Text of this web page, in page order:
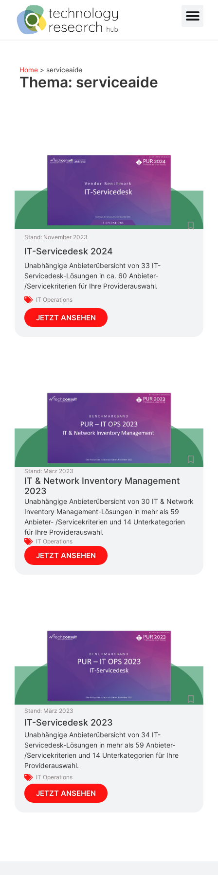
Home > serviceaide
Thema: serviceaide
Stand: November 2023
IT-Servicedesk 2024
Unabhängige Anbieterübersicht von 33 IT-
Servicedesk-Lösungen in ca. 60 Anbieter-
/Servicekriterien für Ihre Providerauswahl.
IT Operations
JETZT ANSEHEN
Stand: März 2023
IT & Network Inventory Management
2023
Unabhängige Anbieterübersicht von 30 IT & Network
Inventory Management-Lösungen in mehr als 59
Anbieter- /Servicekriterien und 14 Unterkategorien
für Ihre Providerauswahl.
IT Operations
JETZT ANSEHEN
Stand: März 2023
IT-Servicedesk 2023
Unabhängige Anbieterübersicht von 34 IT-
Servicedesk-Lösungen in mehr als 59 Anbieter-
/Servicekriterien und 14 Unterkategorien für Ihre
Providerauswahl.
IT Operations
JETZT ANSEHEN